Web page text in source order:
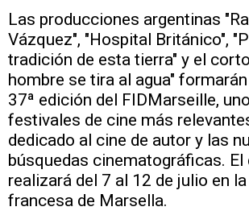
Las producciones argentinas
Vázquez", "Hospital Británico",
tradición de esta tierra" y el
hombre se tira al agua"
37ª edición del FIDMarseille,
festivales de cine más
dedicado al cine de autor y las
búsquedas cinematográficas. El
realizará del 7 al 12 de julio en
francesa de Marsella.